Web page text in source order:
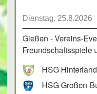
Dienstag, 25.8.2026
Gießen - Vereins-
Freundschaftsspiele
HSG